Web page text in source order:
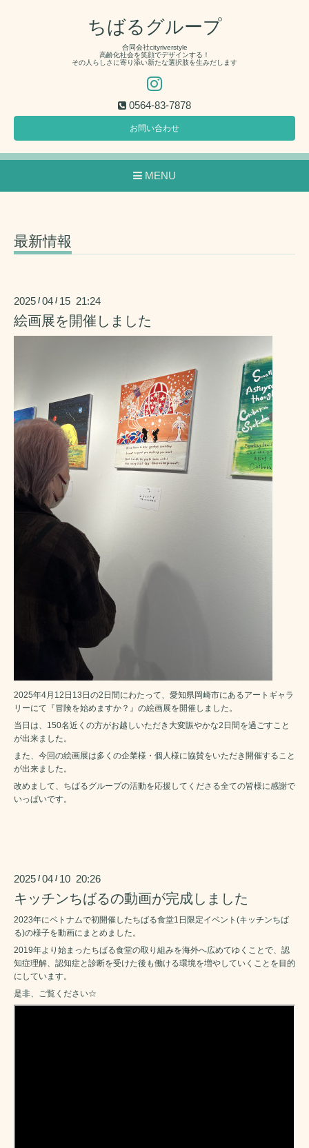
ちばるグループ
合同会社cityriverstyle
高齢化社会を笑顔でデザインする！
その人らしさに寄り添い新たな選択肢を生みだします
0564-83-7878
お問い合わせ
MENU
最新情報
2025 /04 / 15 21:24
絵画展を開催しました
2025年4月12日13日の2日間にわたって、愛知県岡崎市にあるアートギャラ
リーにて『冒険を始めますか？』の絵画展を開催しました。
当日は、150名近くの方がお越しいただき大変賑やかな2日間を過ごすこと
が出来ました。
また、今回の絵画展は多くの企業様・個人様に協賛をいただき開催すること
が出来ました。
改めまして、ちばるグループの活動を応援してくださる全ての皆様に感謝で
いっぱいです。
2025 /04 / 10 20:26
キッチンちばるの動画が完成しました
2023年にベトナムで初開催したちばる食堂1日限定イベント(キッチンちば
る)の様子を動画にまとめました。
2019年より始まったちばる食堂の取り組みを海外へ広めてゆくことで、認
知症理解、認知症と診断を受けた後も働ける環境を増やしていくことを目的
にしています。
是非、ご覧ください☆